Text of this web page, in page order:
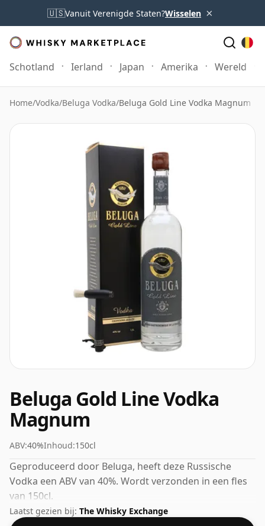
🇺🇸Vanuit Verenigde Staten?Wisselen ×
Schotland Ierland Japan Amerika Wereld
Home/Vodka/Beluga Vodka/Beluga Gold Line Vodka Magnum
Beluga Gold Line Vodka
Magnum
ABV:40%Inhoud:150cl
Geproduceerd door Beluga, heeft deze Russische
Vodka een ABV van 40%. Wordt verzonden in een fles
van 150cl.
Laatst gezien bij: The Whisky Exchange